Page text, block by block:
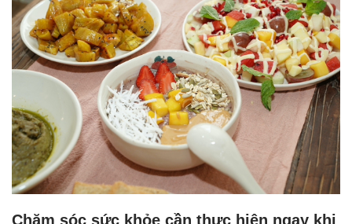
Chăm sóc sức khỏe cần thực hiện ngay khi